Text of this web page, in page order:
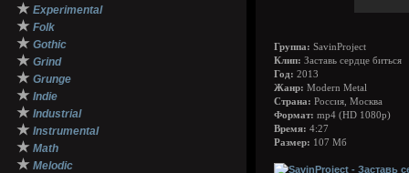
★ Experimental
★ Folk
★ Gothic
★ Grind
★ Grunge
★ Indie
★ Industrial
★ Instrumental
★ Math
★ Melodic
Группа: SavinProject
Клип: Заставь сердце биться
Год: 2013
Жанр: Modern Metal
Страна: Россия, Москва
Формат: mp4 (HD 1080p)
Время: 4:27
Размер: 107 Мб